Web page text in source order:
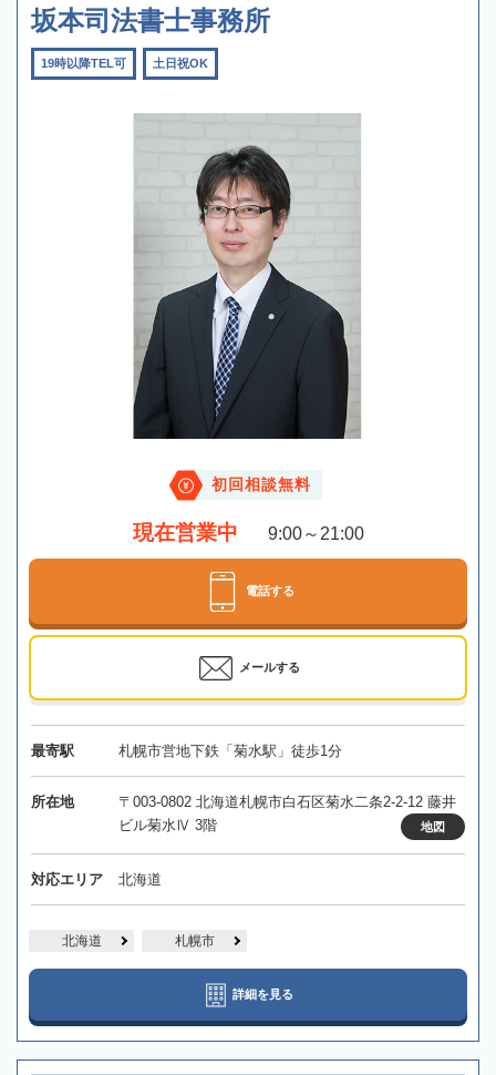
坂本司法書士事務所
19時以降TEL可 土日祝OK
初回相談無料
現在営業中 9:00～21:00
電話する
メールする
最寄駅 札幌市営地下鉄「菊水駅」徒歩1分
所在地
〒003-0802 北海道札幌市白石区菊水二条2-2-12 藤井
ビル菊水Ⅳ 3階
地図
対応エリア 北海道
北海道 札幌市
詳細を見る